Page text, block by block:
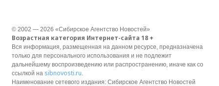
© 2002 — 2026 «Сибирское Агентство Новостей»
Возрастная категория Интернет-сайта 18 +
Вся информация, размещенная на данном ресурсе, предназначена
только для персонального использования и не подлежит
дальнейшему воспроизведению или распространению, иначе как со
ссылкой на sibnovosti.ru.
Наименование сетевого издания: Сибирское Агентство Новостей